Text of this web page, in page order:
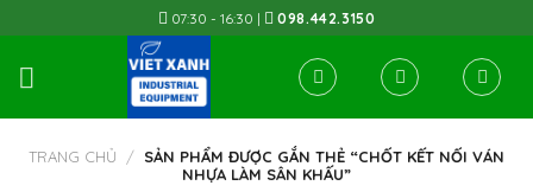
to
content
07:30 - 16:30 | 098.442.3150
TRANG CHỦ / SẢN PHẨM ĐƯỢC GẮN THẺ “CHỐT KẾT NỐI VÁN
NHỰA LÀM SÂN KHẤU”